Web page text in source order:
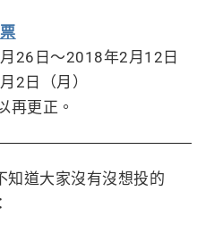
26日～2018年2月12日
2日（月）
再更正。
知道大家沒有沒想投的